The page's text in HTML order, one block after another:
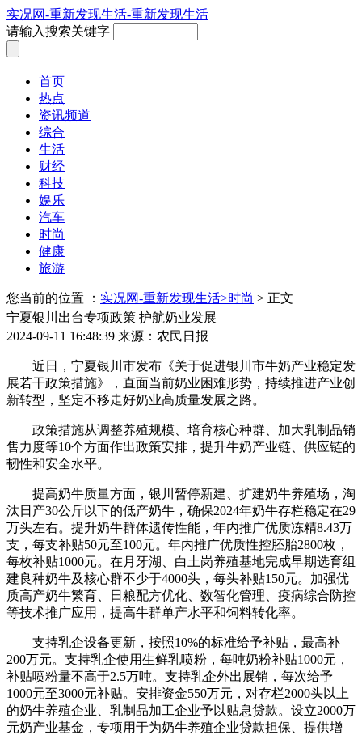
实况网-重新发现生活-重新发现生活
请输入搜索关键字
首页
热点
资讯频道
综合
生活
财经
科技
娱乐
汽车
时尚
健康
旅游
您当前的位置 ： 实况网-重新发现生活>时尚 > 正文
宁夏银川出台专项政策 护航奶业发展
2024-09-11 16:48:39 来源：农民日报
近日，宁夏银川市发布《关于促进银川市牛奶产业稳定发
展若干政策措施》，直面当前奶业困难形势，持续推进产业创
新转型，坚定不移走好奶业高质量发展之路。
政策措施从调整养殖规模、培育核心种群、加大乳制品销
售力度等10个方面作出政策安排，提升牛奶产业链、供应链的
韧性和安全水平。
提高奶牛质量方面，银川暂停新建、扩建奶牛养殖场，淘
汰日产30公斤以下的低产奶牛，确保2024年奶牛存栏稳定在29
万头左右。提升奶牛群体遗传性能，年内推广优质冻精8.43万
支，每支补贴50元至100元。年内推广优质性控胚胎2800枚，
每枚补贴1000元。在月牙湖、白土岗养殖基地完成早期选育组
建良种奶牛及核心群不少于4000头，每头补贴150元。加强优
质高产奶牛繁育、日粮配方优化、数智化管理、疫病综合防控
等技术推广应用，提高牛群单产水平和饲料转化率。
支持乳企设备更新，按照10%的标准给予补贴，最高补
200万元。支持乳企使用生鲜乳喷粉，每吨奶粉补贴1000元，
补贴喷粉量不高于2.5万吨。支持乳企外出展销，每次给予
1000元至3000元补贴。安排资金550万元，对存栏2000头以上
的奶牛养殖企业、乳制品加工企业予以贴息贷款。设立2000万
元奶产业基金，专项用于为奶牛养殖企业贷款担保、提供增